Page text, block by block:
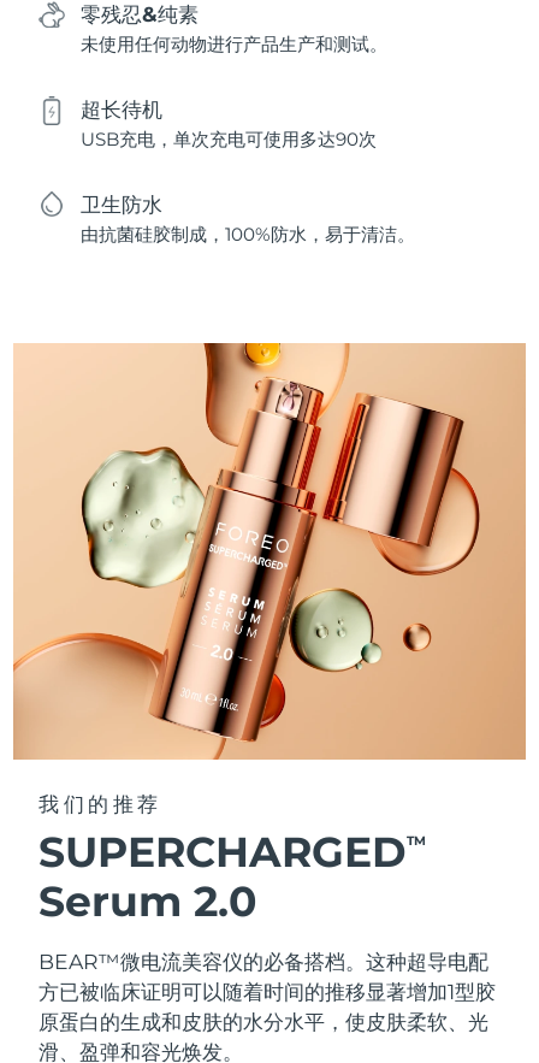
零残忍&纯素
未使用任何动物进行产品生产和测试。
超长待机
USB充电，单次充电可使用多达90次
卫生防水
由抗菌硅胶制成，100%防水，易于清洁。
我们的推荐
SUPERCHARGEDTM
Serum 2.0
BEAR™微电流美容仪的必备搭档。这种超导电配
方已被临床证明可以随着时间的推移显著增加1型胶
原蛋白的生成和皮肤的水分水平，使皮肤柔软、光
滑、盈弹和容光焕发。